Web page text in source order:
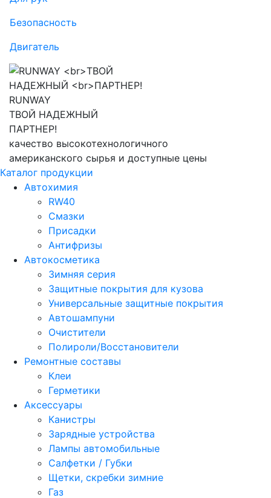
Безопасность
Двигатель
RUNWAY
ТВОЙ НАДЕЖНЫЙ
ПАРТНЕР!
качество высокотехнологичного
американского сырья и доступные цены
Каталог продукции
Автохимия
RW40
Смазки
Присадки
Антифризы
Автокосметика
Зимняя серия
Защитные покрытия для кузова
Универсальные защитные покрытия
Автошампуни
Очистители
Полироли/Восстановители
Ремонтные составы
Клеи
Герметики
Аксессуары
Канистры
Зарядные устройства
Лампы автомобильные
Салфетки / Губки
Щетки, скребки зимние
Газ